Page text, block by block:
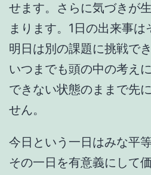
せます。さらに気づきが
まります。1日の出来事は
明日は別の課題に挑戦で
いつまでも頭の中の考え
できない状態のままで先
せん。
今日という一日はみな平
その一日を有意義にして